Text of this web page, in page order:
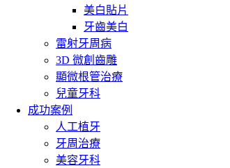
美白貼片
牙齒美白
雷射牙周病
3D 微創齒雕
顯微根管治療
兒童牙科
成功案例
人工植牙
牙周治療
美容牙科